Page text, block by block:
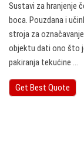
Sustavi za hranjenje
boca. Pouzdana i
stroja za
objektu dati ono što
pakiranja tekućine ...
Get Best Quote